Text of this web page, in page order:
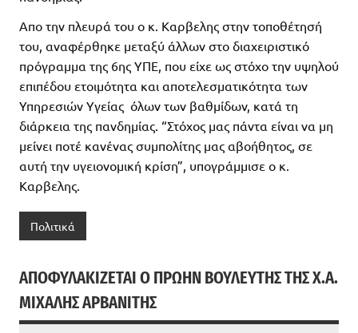
Απο την πλευρά του ο κ. Καρβελης στην τοποθέτησή
του, αναφέρθηκε μεταξύ άλλων στο διαχειριστικό
πρόγραμμα της 6ης ΥΠΕ, που είχε ως στόχο την υψηλού
επιπέδου ετοιμότητα και αποτελεσματικότητα των
Υπηρεσιών Υγείας όλων των βαθμίδων, κατά τη
διάρκεια της πανδημίας. “Στόχος μας πάντα είναι να μη
μείνει ποτέ κανένας συμπολίτης μας αβοήθητος, σε
αυτή την υγειονομική κρίση”, υπογράμμισε ο κ.
Καρβελης.
Πολιτικά
ΑΠΟΦΥΛΑΚΊΖΕΤΑΙ Ο ΠΡΏΗΝ ΒΟΥΛΕΥΤΉΣ ΤΗΣ Χ.Α.
ΜΙΧΆΛΗΣ ΑΡΒΑΝΊΤΗΣ